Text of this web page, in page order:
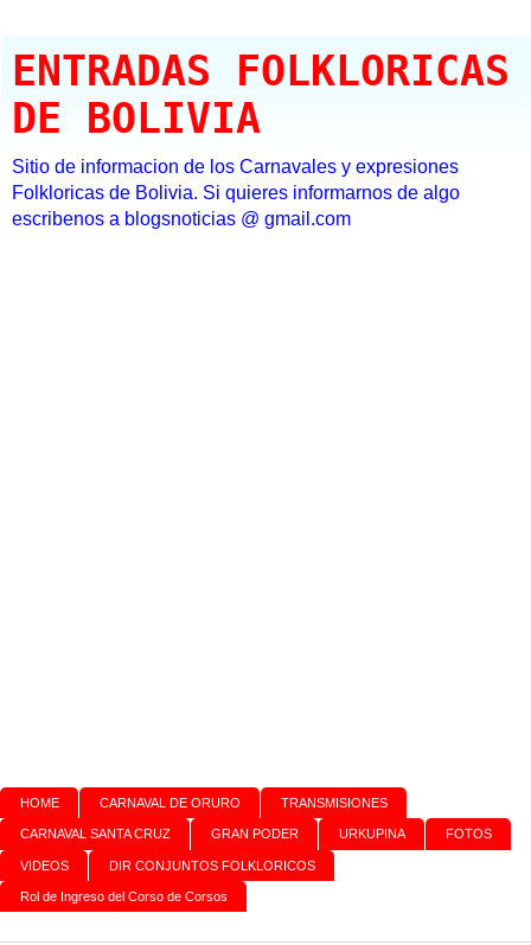
ENTRADAS FOLKLORICAS
DE BOLIVIA
Sitio de informacion de los Carnavales y expresiones
Folkloricas de Bolivia. Si quieres informarnos de algo
escribenos a blogsnoticias @ gmail.com
HOME CARNAVAL DE ORURO TRANSMISIONES
CARNAVAL SANTA CRUZ GRAN PODER URKUPINA FOTOS
VIDEOS DIR CONJUNTOS FOLKLORICOS
Rol de Ingreso del Corso de Corsos